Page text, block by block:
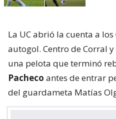
La UC abrió la cuenta a
autogol. Centro de Corral
una pelota que terminó
Pacheco antes de entrar
del guardameta Matías